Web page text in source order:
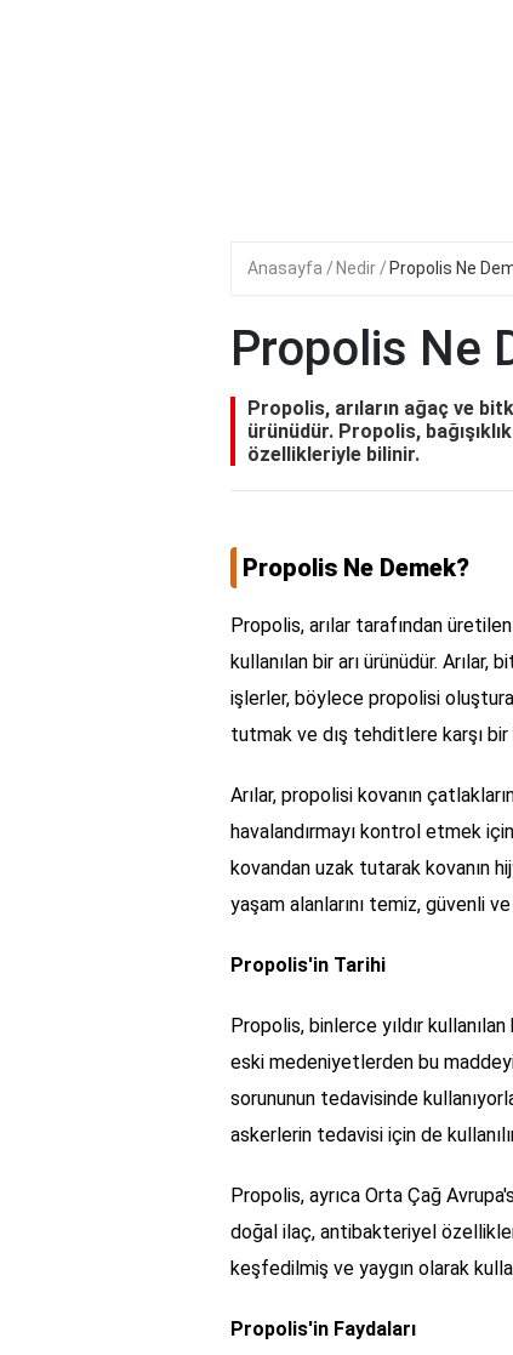
Anasayfa Nedir Propolis Ne
Propolis Ne
Propolis, arıların ağaç ve
ürünüdür. Propolis,
özellikleriyle bilinir.
Propolis Ne Demek?
Propolis, arılar tarafından
kullanılan bir arı ürünüdür.
işlerler, böylece propolisi
tutmak ve dış tehditlere karşı bir
Arılar, propolisi kovanın
havalandırmayı kontrol etmek
kovandan uzak tutarak kovanın
yaşam alanlarını temiz, güvenli
Propolis'in Tarihi
Propolis, binlerce yıldır
eski medeniyetlerden bu
sorununun tedavisinde
askerlerin tedavisi için de
Propolis, ayrıca Orta Çağ
doğal ilaç, antibakteriyel
keşfedilmiş ve yaygın olarak
Propolis'in Faydaları